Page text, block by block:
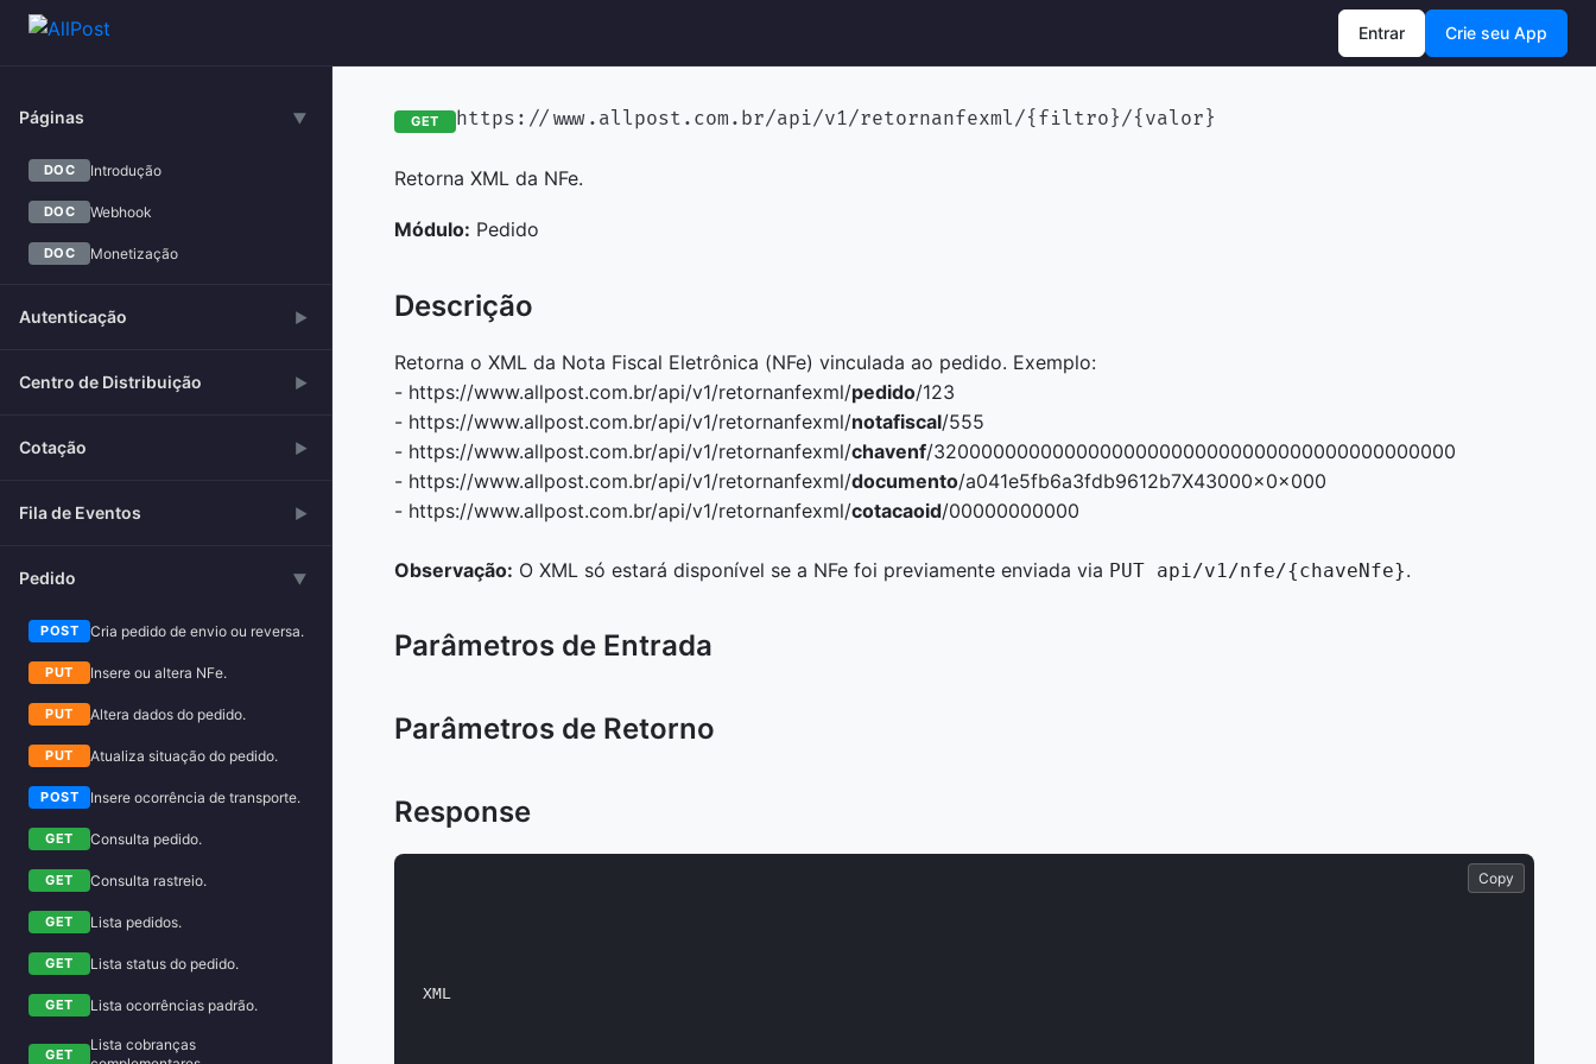
Entrar Crie seu App
Páginas ▶
DOC Introdução
DOC Webhook
DOC Monetização
Autenticação ▶
Centro de Distribuição ▶
Cotação ▶
Fila de Eventos ▶
Pedido ▶
POST Cria pedido de envio ou reversa.
PUT Insere ou altera NFe.
PUT Altera dados do pedido.
PUT Atualiza situação do pedido.
POST Insere ocorrência de transporte.
GET Consulta pedido.
GET Consulta rastreio.
GET Lista pedidos.
GET Lista status do pedido.
GET Lista ocorrências padrão.
GET
Lista cobranças
GET https://www.allpost.com.br/api/v1/retornanfexml/{filtro}/{valor}
Retorna XML da NFe.
Módulo: Pedido
Descrição
Retorna o XML da Nota Fiscal Eletrônica (NFe) vinculada ao pedido. Exemplo:
- https://www.allpost.com.br/api/v1/retornanfexml/pedido/123
- https://www.allpost.com.br/api/v1/retornanfexml/notafiscal/555
- https://www.allpost.com.br/api/v1/retornanfexml/chavenf/32000000000000000000000000000000000000000000
- https://www.allpost.com.br/api/v1/retornanfexml/documento/a041e5fb6a3fdb9612b7X43000x0x000
- https://www.allpost.com.br/api/v1/retornanfexml/cotacaoid/00000000000
Observação: O XML só estará disponível se a NFe foi previamente enviada via PUT api/v1/nfe/{chaveNfe}.
Parâmetros de Entrada
Parâmetros de Retorno
Response
Copy
XML